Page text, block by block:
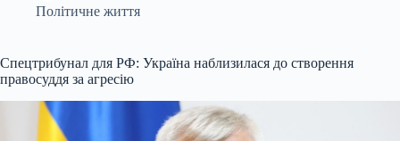
Політичне життя
Спецтрибунал для РФ: Україна наблизилася до створення
правосуддя за агресію